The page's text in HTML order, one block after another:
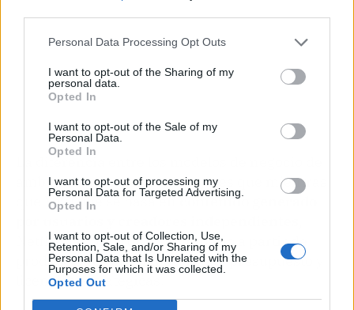
Personal Data Processing Opt Outs
I want to opt-out of the Sharing of my
personal data.
Opted In
I want to opt-out of the Sale of my
Personal Data.
Opted In
I want to opt-out of processing my
Personal Data for Targeted Advertising.
Opted In
I want to opt-out of Collection, Use,
Retention, Sale, and/or Sharing of my
Personal Data that Is Unrelated with the
Purposes for which it was collected.
Opted Out
La diferencia entre los modelos de negocio de
ambas plataformas es clave, y es que mientras
que YouTube se basa encontenido generado
Netflix ha construido un imperio a partir de
producciones originales de alto presupuesto y
licencias estratégicas.